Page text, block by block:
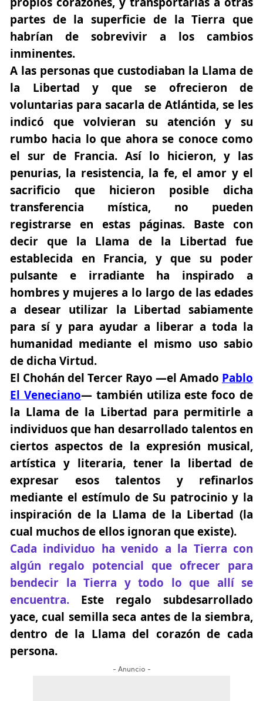
partes de la superficie de la Tierra que
habrían de sobrevivir a los cambios
inminentes.
A las personas que custodiaban la Llama de
la Libertad y que se ofrecieron de
voluntarias para sacarla de Atlántida, se les
indicó que volvieran su atención y su
rumbo hacia lo que ahora se conoce como
el sur de Francia. Así lo hicieron, y las
penurias, la resistencia, la fe, el amor y el
sacrificio que hicieron posible dicha
transferencia mística, no pueden
registrarse en estas páginas. Baste con
decir que la Llama de la Libertad fue
establecida en Francia, y que su poder
pulsante e irradiante ha inspirado a
hombres y mujeres a lo largo de las edades
a desear utilizar la Libertad sabiamente
para sí y para ayudar a liberar a toda la
humanidad mediante el mismo uso sabio
de dicha Virtud.
El Chohán del Tercer Rayo —el Amado Pablo
El Veneciano— también utiliza este foco de
la Llama de la Libertad para permitirle a
individuos que han desarrollado talentos en
ciertos aspectos de la expresión musical,
artística y literaria, tener la libertad de
expresar esos talentos y refinarlos
mediante el estímulo de Su patrocinio y la
inspiración de la Llama de la Libertad (la
cual muchos de ellos ignoran que existe).
Cada individuo ha venido a la Tierra con
algún regalo potencial que ofrecer para
bendecir la Tierra y todo lo que allí se
encuentra.
Este regalo subdesarrollado
yace, cual semilla seca antes de la siembra,
dentro de la Llama del corazón de cada
persona.
- Anuncio -